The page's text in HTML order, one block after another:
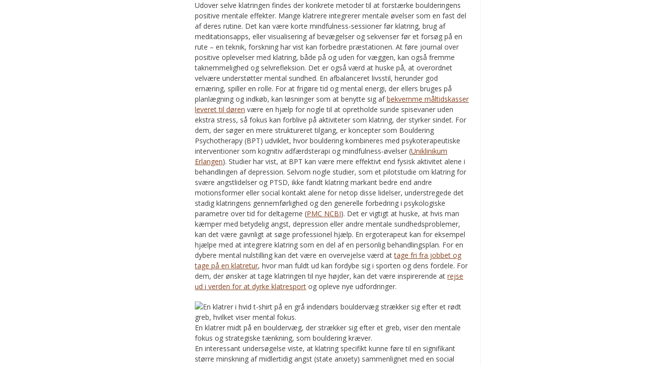
Udover selve klatringen findes der konkrete metoder til at forstærke boulderingens
positive mentale effekter. Mange klatrere integrerer mentale øvelser som en fast del
af deres rutine. Det kan være korte mindfulness-sessioner før klatring, brug af
meditationsapps, eller visualisering af bevægelser og sekvenser før et forsøg på en
rute – en teknik, forskning har vist kan forbedre præstationen. At føre journal over
positive oplevelser med klatring, både på og uden for væggen, kan også fremme
taknemmelighed og selvrefleksion. Det er også værd at huske på, at overordnet
velvære understøtter mental sundhed. En afbalanceret livsstil, herunder god
ernæring, spiller en rolle. For at frigøre tid og mental energi, der ellers bruges på
planlægning og indkøb, kan løsninger som at benytte sig afbekvemme måltidskasser
leveret til døren være en hjælp for nogle til at opretholde sunde spisevaner uden
ekstra stress, så fokus kan forblive på aktiviteter som klatring, der styrker sindet. For
dem, der søger en mere struktureret tilgang, er koncepter som Bouldering
Psychotherapy (BPT) udviklet, hvor bouldering kombineres med psykoterapeutiske
interventioner som kognitiv adfærdsterapi og mindfulness-øvelser (Uniklinikum
Erlangen). Studier har vist, at BPT kan være mere effektivt end fysisk aktivitet alene i
behandlingen af depression. Selvom nogle studier, som et pilotstudie om klatring for
svære angstlidelser og PTSD, ikke fandt klatring markant bedre end andre
motionsformer eller social kontakt alene for netop disse lidelser, understregede det
stadig klatringens gennemførlighed og den generelle forbedring i psykologiske
parametre over tid for deltagerne (PMC NCBI). Det er vigtigt at huske, at hvis man
kæmper med betydelig angst, depression eller andre mentale sundhedsproblemer,
kan det være gavnligt at søge professionel hjælp. En ergoterapeut kan for eksempel
hjælpe med at integrere klatring som en del af en personlig behandlingsplan. For en
dybere mental nulstilling kan det være en overvejelse værd attage fri fra jobbet og
tage på en klatretur, hvor man fuldt ud kan fordybe sig i sporten og dens fordele. For
dem, der ønsker at tage klatringen til nye højder, kan det være inspirerende atrejse
ud i verden for at dyrke klatresport og opleve nye udfordringer.
En klatrer midt på en bouldervæg, der strækker sig efter et greb, viser den mentale
fokus og strategiske tænkning, som bouldering kræver.
En interessant undersøgelse viste, at klatring specifikt kunne føre til en signifikant
større minskning af midlertidig angst (state anxiety) sammenlignet med en social